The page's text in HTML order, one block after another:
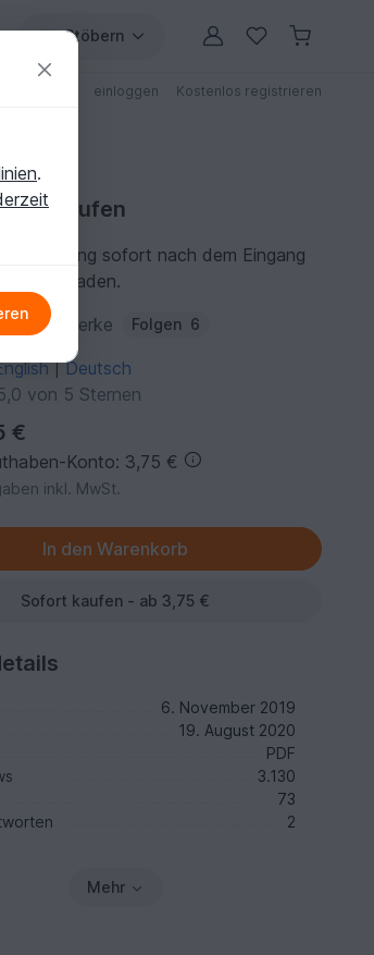
Stöbern
einloggen Kostenlos registrieren
kaufen
Anleitung sofort nach dem Eingang
herunterladen.
Stockwerke Folgen 6
| Deutsch
von 5 Sternen
€
Konto: 3,75 €
inkl. MwSt.
Sofort kaufen - ab 3,75 €
6. November 2019
19. August 2020
PDF
3.130
73
2
Mehr
.